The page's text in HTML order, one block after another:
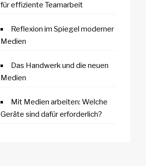
für effiziente Teamarbeit
Reflexion im Spiegel moderner
Medien
Das Handwerk und die neuen
Medien
Mit Medien arbeiten: Welche
Geräte sind dafür erforderlich?